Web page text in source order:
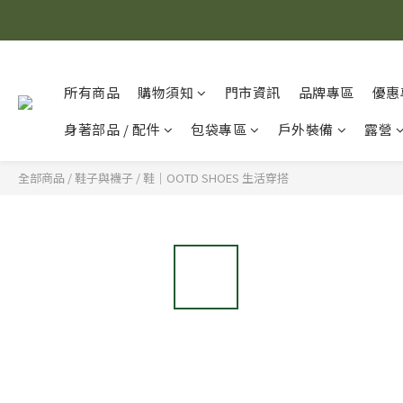
所有商品 購物須知 門市資訊 品牌專區
優
身著部品 / 配件
包袋專區 戶外裝備 露營
全部商品 /鞋子與襪子 /鞋｜OOTD SHOES 生活穿搭